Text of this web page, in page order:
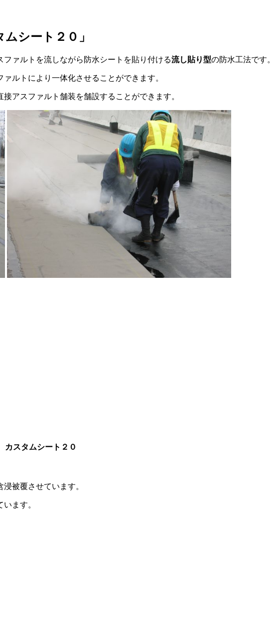
シート２０」
ァルトを流しながら防水シートを貼り付ける流し貼り型の防水工法です。
ルトにより一体化させることができます。
アスファルト舗装を舗設することができます。
カスタムシート２０
被覆させています。
ます。